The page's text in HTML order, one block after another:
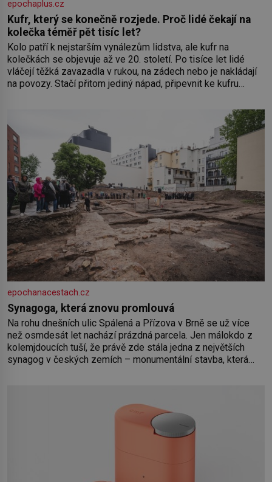
epochaplus.cz
Kufr, který se konečně rozjede. Proč lidé čekají na
kolečka téměř pět tisíc let?
Kolo patří k nejstarším vynálezům lidstva, ale kufr na
kolečkách se objevuje až ve 20. století. Po tisíce let lidé
vláčejí těžká zavazadla v rukou, na zádech nebo je nakládají
na povozy. Stačí přitom jediný nápad, připevnit ke kufru
epochanacestach.cz
Synagoga, která znovu promlouvá
Na rohu dnešních ulic Spálená a Přízova v Brně se už více
než osmdesát let nachází prázdná parcela. Jen málokdo z
kolemjdoucích tuší, že právě zde stála jedna z největších
synagog v českých zemích – monumentální stavba, která